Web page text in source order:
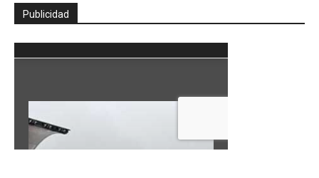
Publicidad